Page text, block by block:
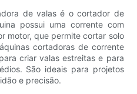
de valas é o cortador de
possui uma corrente com
motor, que permite cortar solo
cortadoras de corrente
criar valas estreitas e para
São ideais para projetos
e precisão.